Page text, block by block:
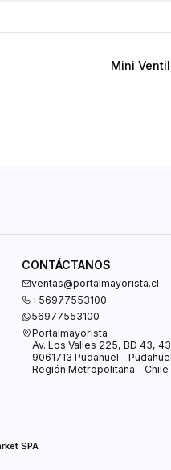
Mini
CONTÁCTANOS
ventas@portalmayorista.cl
+56977553100
56977553100
Portalmayorista
Av. Los Valles 225, BD 43,
9061713 Pudahuel - Pudahuel
Región Metropolitana - Chile
SPA